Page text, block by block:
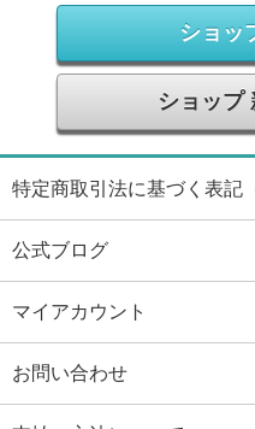
ショッ
ショップ
特定商取引法に基づく表記
公式ブログ
マイアカウント
お問い合わせ